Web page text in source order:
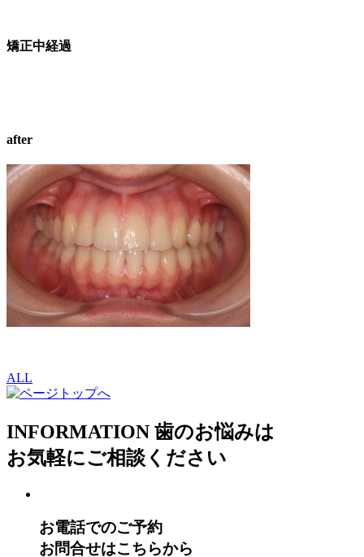
矯正中経過
after
ALL
INFORMATION 歯のお悩みは
お気軽にご相談ください
お電話でのご予約
お問合せはこちらから